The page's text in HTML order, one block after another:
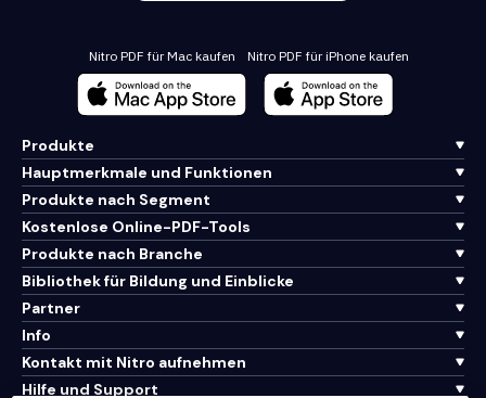
Nitro PDF für Mac kaufen Nitro PDF für iPhone kaufen
Produkte
Hauptmerkmale und Funktionen
Produkte nach Segment
Kostenlose Online-PDF-Tools
Produkte nach Branche
Bibliothek für Bildung und Einblicke
Partner
Info
Kontakt mit Nitro aufnehmen
Hilfe und Support